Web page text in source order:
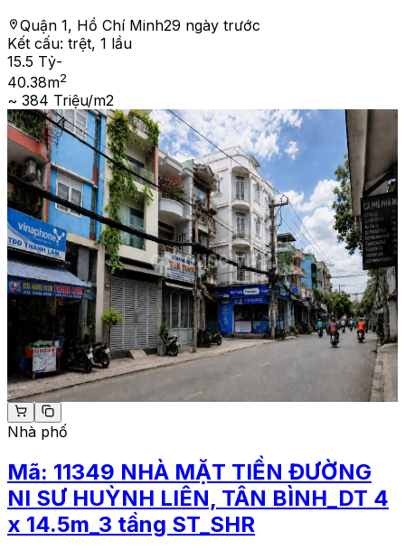
Quận 1, Hồ Chí Minh29 ngày trước
Kết cấu: trệt, 1 lầu
15.5 Tỷ-
40.38m2
~ 384 Triệu/m2
Nhà phố
Mã: 11349 NHÀ MẶT TIỀN ĐƯỜNG
NI SƯ HUỲNH LIÊN, TÂN BÌNH_DT 4
x 14.5m_3 tầng ST_SHR